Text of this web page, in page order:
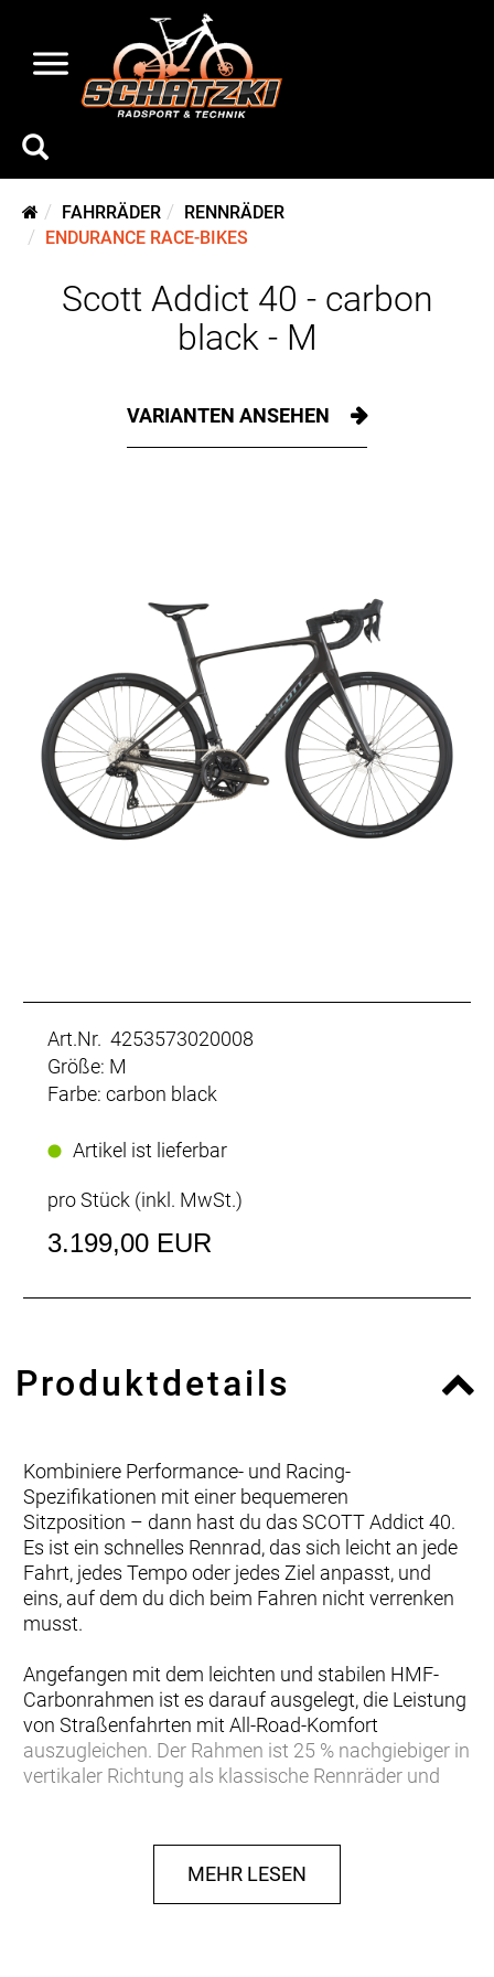
FAHRRÄDER
RENNRÄDER
ENDURANCE RACE-BIKES
Scott Addict 40 - carbon
black - M
VARIANTEN ANSEHEN
Art.Nr. 4253573020008
Größe: M
Farbe: carbon black
Artikel ist lieferbar
pro Stück (inkl. MwSt.)
3.199,00 EUR
Produktdetails
Kombiniere Performance- und Racing-
Spezifikationen mit einer bequemeren
Sitzposition – dann hast du das SCOTT Addict 40.
Es ist ein schnelles Rennrad, das sich leicht an jede
Fahrt, jedes Tempo oder jedes Ziel anpasst, und
eins, auf dem du dich beim Fahren nicht verrenken
musst.
Angefangen mit dem leichten und stabilen HMF-
Carbonrahmen ist es darauf ausgelegt, die Leistung
von Straßenfahrten mit All-Road-Komfort
auszugleichen. Der Rahmen ist 25 % nachgiebiger in
vertikaler Richtung als klassische Rennräder und
mit einem höheren Stack und einem kürzeren Reach
als ein Renn-Setup, um den ganzen Tag Komfort im
Sattel zu bieten. Die Reifenfreiheit ist zudem für
MEHR LESEN